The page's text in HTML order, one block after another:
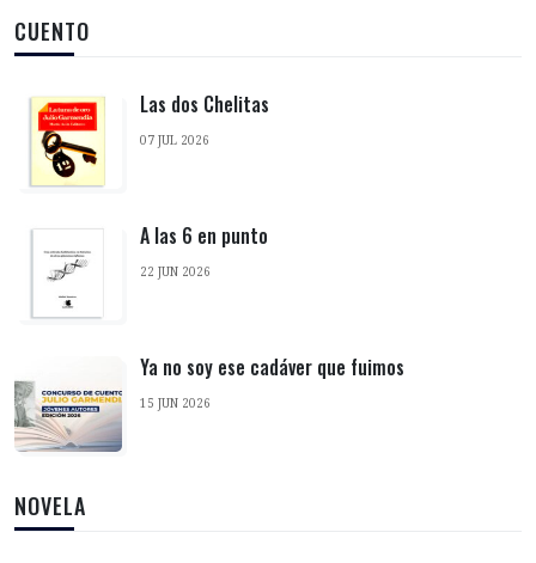
CUENTO
Las dos Chelitas
07 JUL 2026
A las 6 en punto
22 JUN 2026
Ya no soy ese cadáver que fuimos
15 JUN 2026
NOVELA